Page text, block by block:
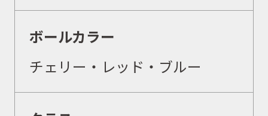
ボールカラー
チェリー・レッド・ブルー